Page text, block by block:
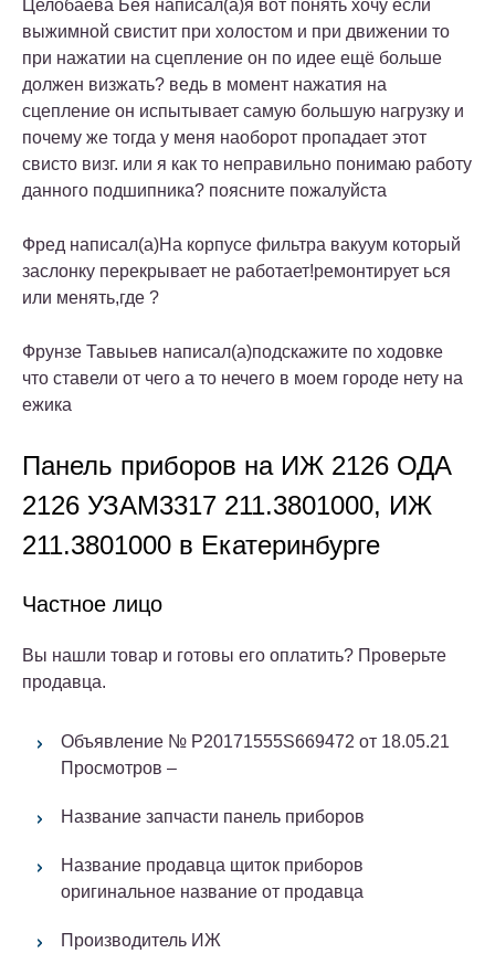
Целобаева Бея написал(а)я вот понять хочу если
выжимной свистит при холостом и при движении то
при нажатии на сцепление он по идее ещё больше
должен визжать? ведь в момент нажатия на
сцепление он испытывает самую большую нагрузку и
почему же тогда у меня наоборот пропадает этот
свисто визг. или я как то неправильно понимаю работу
данного подшипника? поясните пожалуйста
Фред написал(а)На корпусе фильтра вакуум который
заслонку перекрывает не работает!ремонтирует ься
или менять,где ?
Фрунзе Тавыьев написал(а)подскажите по ходовке
что ставели от чего а то нечего в моем городе нету на
ежика
Панель приборов на ИЖ 2126 ОДА
2126 УЗАМ3317 211.3801000, ИЖ
211.3801000 в Екатеринбурге
Частное лицо
Вы нашли товар и готовы его оплатить? Проверьте
продавца.
Объявление № P20171555S669472 от 18.05.21
Просмотров –
Название запчасти панель приборов
Название продавца щиток приборов
оригинальное название от продавца
Производитель ИЖ